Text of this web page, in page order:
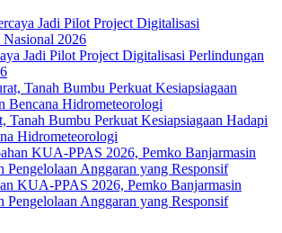
Jadi Pilot Project Digitalisasi Perlindungan
Tanah Bumbu Perkuat Kesiapsiagaan Hadapi
Hidrometeorologi
KUA-PPAS 2026, Pemko Banjarmasin
Pengelolaan Anggaran yang Responsif